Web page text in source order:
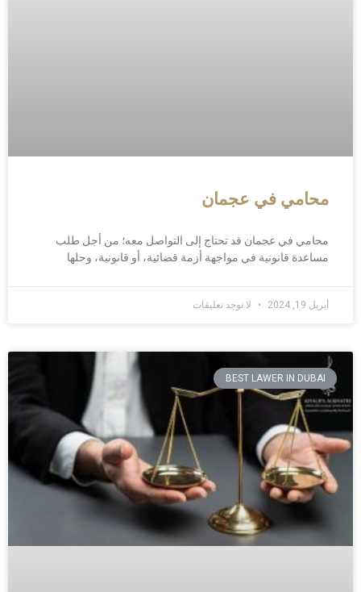
محامي في عجمان
محامي في عجمان قد تحتاج إلى التواصل معه؛ من أجل طلب
مساعدة قانونية في مواجهة أزمة قضائية، أو قانونية، وحلها
أبريل 19, 2024 لا توجد تعليقات
BEST LAWER IN DUBAI